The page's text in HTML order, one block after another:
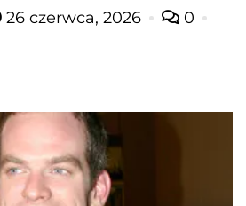
26 czerwca, 2026 0